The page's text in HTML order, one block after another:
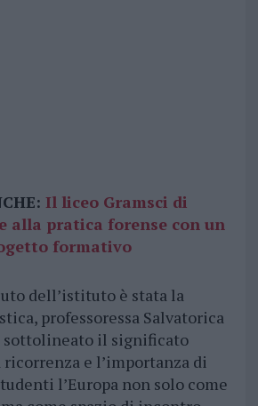
Il liceo Gramsci di
alla pratica forense con un
formativo
dell’istituto è stata la
professoressa Salvatorica
sottolineato il significato
e l’importanza di
l’Europa non solo come